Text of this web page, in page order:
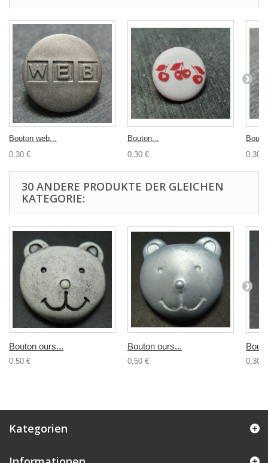
Bouton web...
0,30 €
Bouton...
0,30 €
0,30 €
30 ANDERE PRODUKTE DER GLEICHEN
KATEGORIE:
Bouton ours...
0,50 €
Bouton ours...
0,50 € 0,30 €
Kategorien